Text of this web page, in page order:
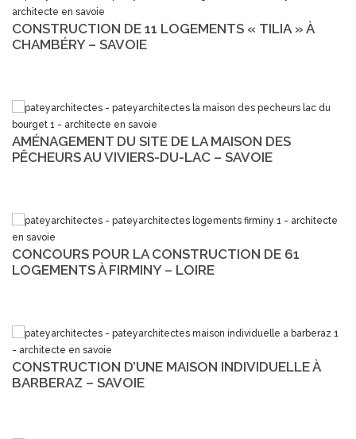
CONSTRUCTION DE 11 LOGEMENTS « TILIA » À
CHAMBÉRY – SAVOIE
AMÉNAGEMENT DU SITE DE LA MAISON DES
PÊCHEURS AU VIVIERS-DU-LAC – SAVOIE
CONCOURS POUR LA CONSTRUCTION DE 61
LOGEMENTS À FIRMINY – LOIRE
CONSTRUCTION D’UNE MAISON INDIVIDUELLE À
BARBERAZ – SAVOIE